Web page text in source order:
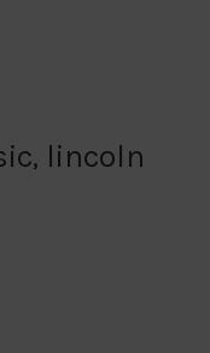
lincoln